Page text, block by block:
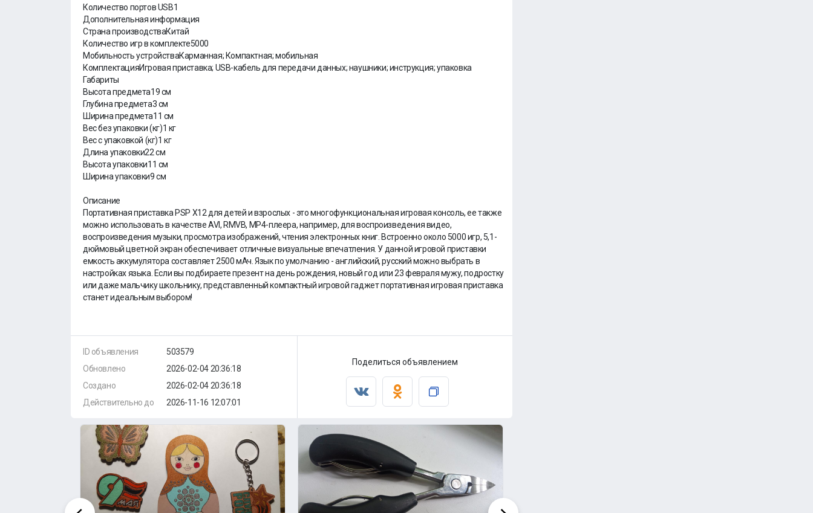
Количество портов USB1
Дополнительная информация
Страна производстваКитай
Количество игр в комплекте5000
Мобильность устройстваКарманная; Компактная; мобильная
КомплектацияИгровая приставка; USB-кабель для передачи данных; наушники; инструкция; упаковка
Габариты
Высота предмета19 см
Глубина предмета3 см
Ширина предмета11 см
Вес без упаковки (кг)1 кг
Вес с упаковкой (кг)1 кг
Длина упаковки22 см
Высота упаковки11 см
Ширина упаковки9 см
Описание
Портативная приставка PSP X12 для детей и взрослых - это многофункциональная игровая консоль, ее также
можно использовать в качестве AVI, RMVB, MP4-плеера, например, для воспроизведения видео,
воспроизведения музыки, просмотра изображений, чтения электронных книг. Встроенно около 5000 игр, 5,1-
дюймовый цветной экран обеспечивает отличные визуальные впечатления. У данной игровой приставки
емкость аккумулятора составляет 2500 мАч. Язык по умолчанию - английский, русский можно выбрать в
настройках языка. Если вы подбираете презент на день рождения, новый год или 23 февраля мужу, подростку
или даже мальчику школьнику, представленный компактный игровой гаджет портативная игровая приставка
станет идеальным выбором!
ID объявления
Обновлено
Создано
Действительно до
503579
2026-02-04 20:36:18
2026-02-04 20:36:18
2026-11-16 12:07:01
Поделиться объявлением